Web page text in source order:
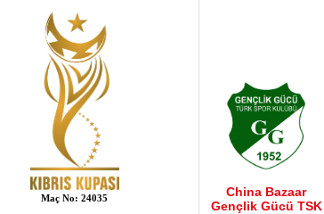
Maç No: 24035
China Bazaar
Gençlik Gücü TSK